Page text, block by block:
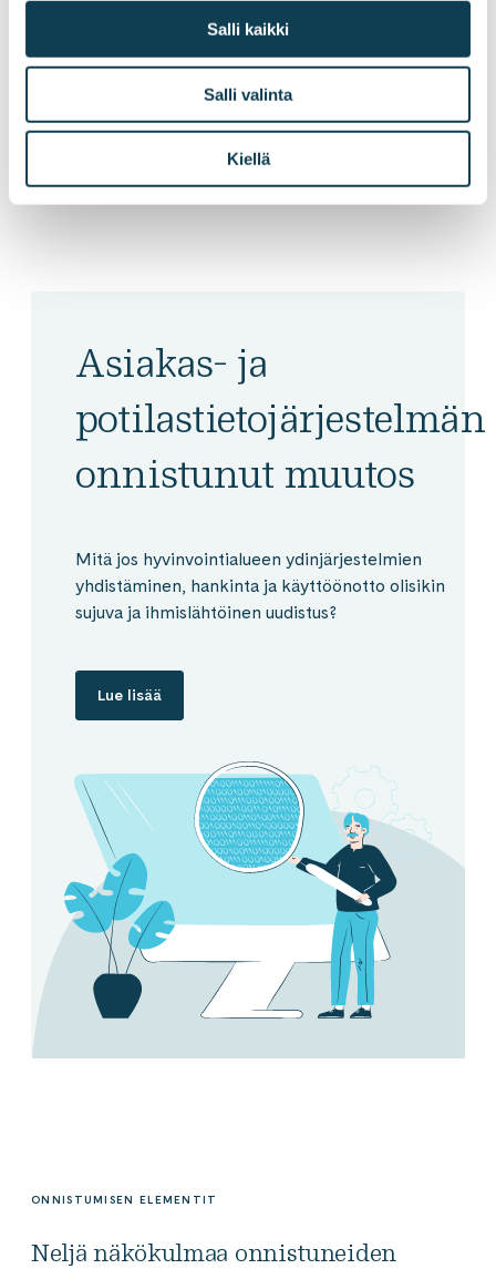
Salli kaikki
Salli valinta
Kiellä
Älykäs analytiikka auttaa luomaan
Asiakas- ja
potilastietojärjestelmän
onnistunut muutos
Mitä jos hyvinvointialueen ydinjärjestelmien
yhdistäminen, hankinta ja käyttöönotto olisikin
sujuva ja ihmislähtöinen uudistus?
Lue lisää
ONNISTUMISEN ELEMENTIT
Neljä näkökulmaa onnistuneiden